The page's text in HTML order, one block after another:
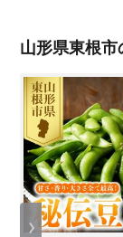
山形県東根市